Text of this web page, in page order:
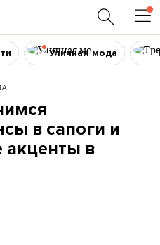
Уличная мода
в сапоги и
акценты в